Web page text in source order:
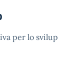
per lo